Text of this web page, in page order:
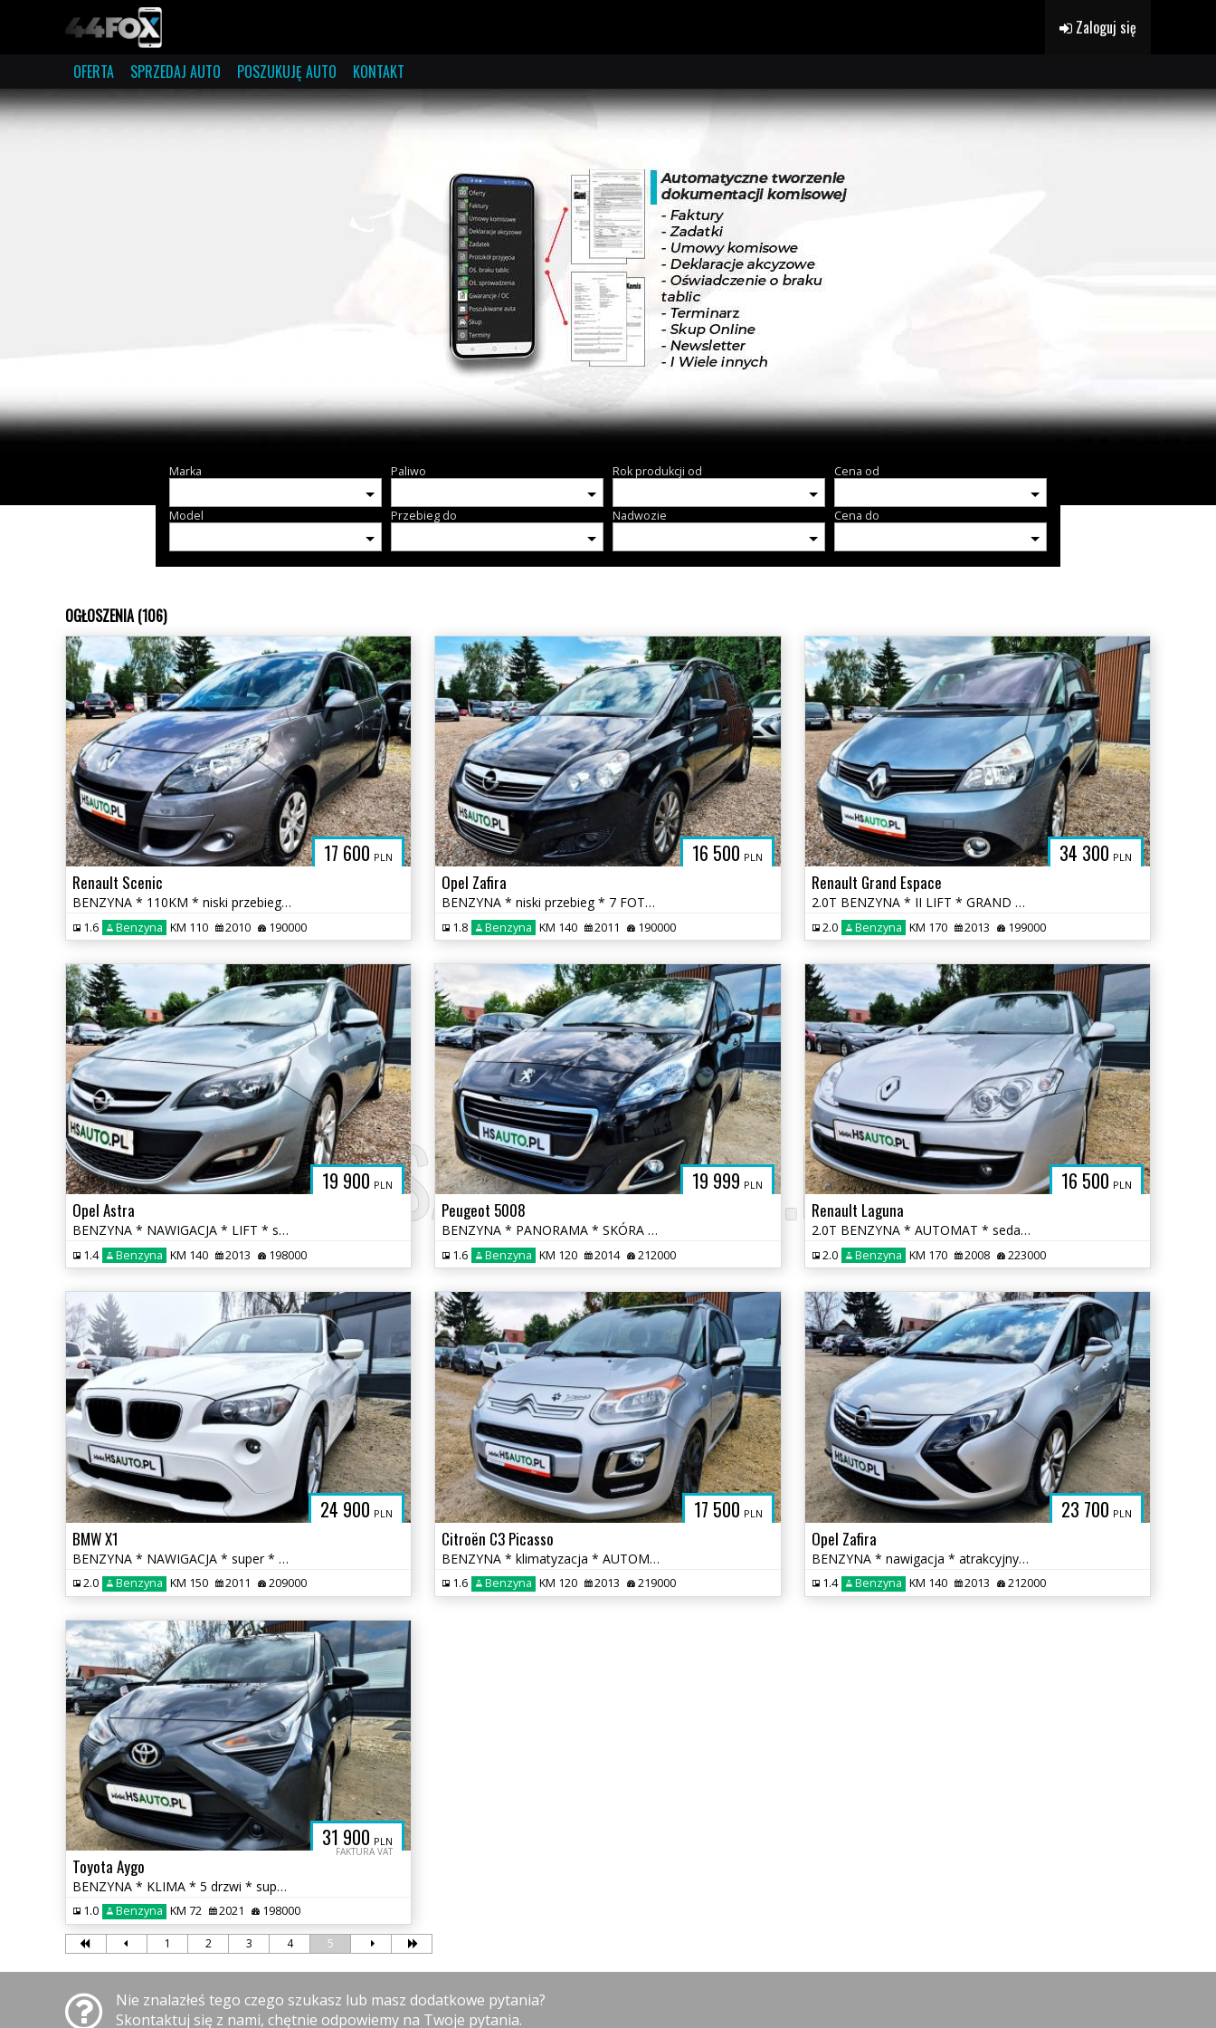
Zaloguj się
OFERTA SPRZEDAJ AUTO POSZUKUJĘ AUTO KONTAKT
Marka Paliwo Rok produkcji od Cena od
Model Przebieg do Nadwozie Cena do
OGŁOSZENIA (106)
17 600 PLN
Renault Scenic
BENZYNA * 110KM * niski przebieg * NAWIGACJA * super * okazja
1.6 Benzyna KM 110 2010 190000
16 500 PLN
Opel Zafira
BENZYNA * niski przebieg * 7 FOTELI * 2x PDC * okazja * polecamy
1.8 Benzyna KM 140 2011 190000
34 300 PLN
Renault Grand Espace
2.0T BENZYNA * II LIFT * GRAND * super * okazja * polecamy
2.0 Benzyna KM 170 2013 199000
19 900 PLN
Opel Astra
BENZYNA * NAWIGACJA * LIFT * super * okazja * polecamy
1.4 Benzyna KM 140 2013 198000
19 999 PLN
Peugeot 5008
BENZYNA * PANORAMA * SKÓRA * lift * nawigacja * super * okazja
1.6 Benzyna KM 120 2014 212000
16 500 PLN
Renault Laguna
2.0T BENZYNA * AUTOMAT * sedan * super * okazja * POLECAMY
2.0 Benzyna KM 170 2008 223000
24 900 PLN
BMW X1
BENZYNA * NAWIGACJA * super * okazja * polecamy
2.0 Benzyna KM 150 2011 209000
17 500 PLN
Citroën C3 Picasso
BENZYNA * klimatyzacja * AUTOMAT * super * okazja
1.6 Benzyna KM 120 2013 219000
23 700 PLN
Opel Zafira
BENZYNA * nawigacja * atrakcyjny wygląd * 2x PDC * OKAZJA * polecamy
1.4 Benzyna KM 140 2013 212000
31 900 PLN
FAKTURA VAT
Toyota Aygo
BENZYNA * KLIMA * 5 drzwi * super * oakzja * POLECAMY
1.0 Benzyna KM 72 2021 198000
1 2 3 4 5
Nie znalazłeś tego czego szukasz lub masz dodatkowe pytania?
Skontaktuj się z nami, chętnie odpowiemy na Twoje pytania.
HSAUTO.COM.PL